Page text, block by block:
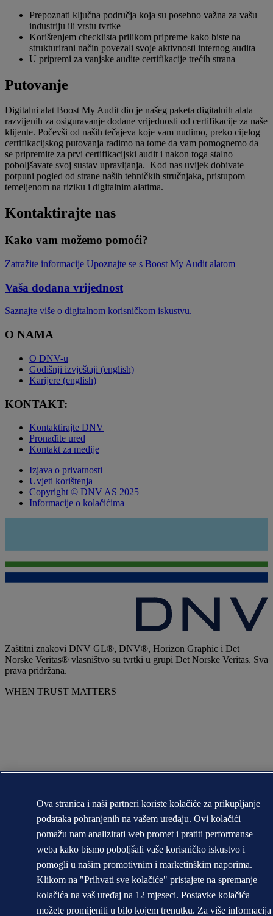
Prepoznati ključna područja koja su posebno važna za vašu
industriju ili vrstu tvrtke
Korištenjem checklista prilikom pripreme kako biste na
strukturirani način povezali svoje aktivnosti internog audita
U pripremi za vanjske audite certifikacije trećih strana
Putovanje
Digitalni alat Boost My Audit dio je našeg paketa digitalnih alata
razvijenih za osiguravanje dodane vrijednosti od certifikacije za naše
klijente. Počevši od naših tečajeva koje vam nudimo, preko cijelog
certifikacijskog putovanja radimo na tome da vam pomognemo da
se pripremite za prvi certifikacijski audit i nakon toga stalno
poboljšavate svoj sustav upravljanja. Kod nas uvijek dobivate
potpuni pogled od strane naših tehničkih stručnjaka, pristupom
temeljenom na riziku i digitalnim alatima.
Kontaktirajte nas
Kako vam možemo pomoći?
Zatražite informacije Upoznajte se s Boost My Audit alatom
Vaša dodana vrijednost
Saznajte više o digitalnom korisničkom iskustvu.
O NAMA
O DNV-u
Godišnji izvještaji (english)
Karijere (english)
KONTAKT:
Kontaktirajte DNV
Pronađite ured
Kontakt za medije
Izjava o privatnosti
Uvjeti korištenja
Copyright © DNV AS 2025
Informacije o kolačićima
Zaštitni znakovi DNV GL®, DNV®, Horizon Graphic i Det
Norske Veritas® vlasništvo su tvrtki u grupi Det Norske Veritas. Sva
prava pridržana.
WHEN TRUST MATTERS
Ova stranica i naši partneri koriste kolačiće za prikupljanje
podataka pohranjenih na vašem uređaju. Ovi kolačići
pomažu nam analizirati web promet i pratiti performanse
weba kako bismo poboljšali vaše korisničko iskustvo i
pomogli u našim promotivnim i marketinškim naporima.
Klikom na "Prihvati sve kolačiće" pristajete na spremanje
kolačića na vaš uređaj na 12 mjeseci. Postavke kolačića
možete promijeniti u bilo kojem trenutku. Za više informacija